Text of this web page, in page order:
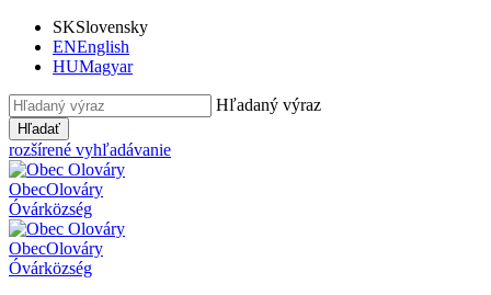
SKSlovensky
ENEnglish
HUMagyar
Hľadaný výraz
Hľadať
rozšírené vyhľadávanie
ObecOlováry
Óvárközség
ObecOlováry
Óvárközség